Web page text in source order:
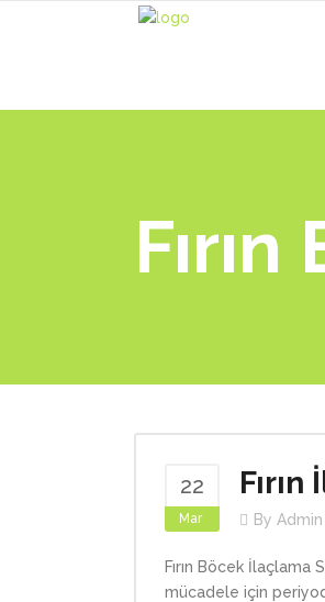
22
Mar By Admin
Fırın Böcek İlaçlama
mücadele için